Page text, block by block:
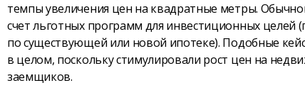
темпы увеличения цен на квадратные метры.
счет льготных программ для инвестиционных целей
по существующей или новой ипотеке). Подобные
в целом, поскольку стимулировали рост цен на
заемщиков.